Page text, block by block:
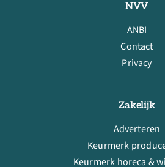
NVV
ANBI
Contact
Privacy
Zakelijk
Adverteren
Keurmerk
Keurmerk horeca &